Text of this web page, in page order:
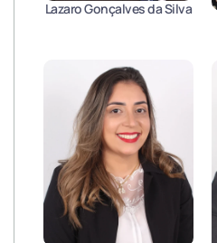
Lazaro Gonçalves da Silva